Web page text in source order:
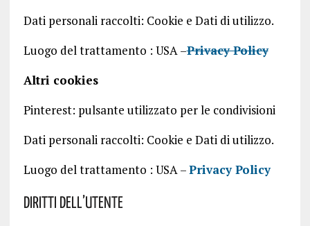
Dati personali raccolti: Cookie e Dati di utilizzo.
Luogo del trattamento : USA –Privacy Policy
Altri cookies
Pinterest: pulsante utilizzato per le condivisioni
Dati personali raccolti: Cookie e Dati di utilizzo.
Luogo del trattamento : USA –Privacy Policy
Diritti dell’utente